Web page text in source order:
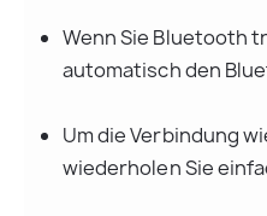
Wenn Sie Bluetooth
automatisch den
Um die Verbindung
wiederholen Sie